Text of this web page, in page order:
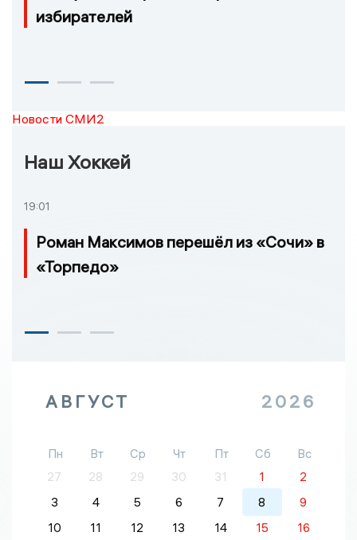
избирателей
Новости СМИ2
Наш Хоккей
19:01
Роман Максимов перешёл из «Сочи» в
«Торпедо»
АВГУСТ 2026
Пн Вт Ср Чт Пт Сб
Вс
27
28 29 30 31 1
2
3
4 5 6 7 8
9
10
11 12 13 14 15 16